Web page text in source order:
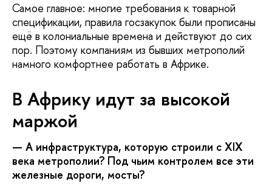
Самое главное: многие требования к товарной
спецификации, правила госзакупок были прописаны
ещё в колониальные времена и действуют до сих
пор. Поэтому компаниям из бывших метрополий
намного комфортнее работать в Африке.
В Африку идут за высокой
маржой
— А инфраструктура, которую строили с XIX
века метрополии? Под чьим контролем все эти
железные дороги, мосты?